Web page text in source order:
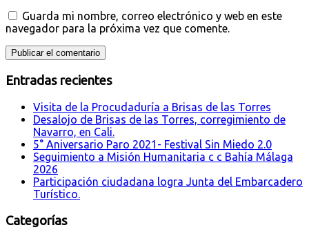
Guarda mi nombre, correo electrónico y web en este
navegador para la próxima vez que comente.
Entradas recientes
Visita de la Procudaduría a Brisas de las Torres
Desalojo de Brisas de las Torres, corregimiento de
Navarro, en Cali.
5° Aniversario Paro 2021- Festival Sin Miedo 2.0
Seguimiento a Misión Humanitaria c c Bahía Málaga
2026
Participación ciudadana logra Junta del Embarcadero
Turístico.
Categorías